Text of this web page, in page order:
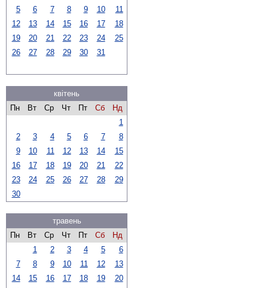
5 6 7 8 9 10
11
12
13 14 15 16 17
18
19
20 21 22 23 24
25
26
27 28 29 30 31
квітень
Пн
Вт Ср Чт Пт Сб
Нд
1
2
3 4 5 6 7
8
9
10 11 12 13 14
15
16
17 18 19 20 21
22
23
24 25 26 27 28
29
30
травень
Пн
Вт Ср Чт Пт Сб
Нд
1
2 3 4 5
6
7
8 9 10 11 12
13
14
15 16 17 18 19
20